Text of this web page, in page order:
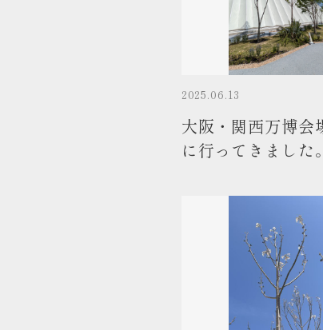
2025.06.13
大阪・関西万博会
に行ってきました。